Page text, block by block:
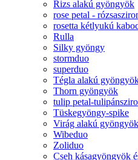
Rizs alakú gyöngyök
rose petal -
rosetta kétlyukú
Rulla
Silky gyöngy
stormduo
superduo
Tégla alakú
Thorn gyöngyök
tulip petal-
Tüskegyöngy-spike
Virág alakú gyöngyök
Wibeduo
Zoliduo
Cseh kásagyöngyök